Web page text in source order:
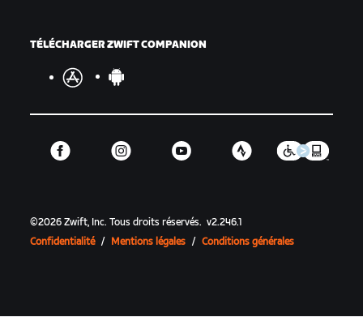
TÉLÉCHARGER ZWIFT COMPANION
©2026 Zwift, Inc.Tous droits réservés. v2.246.1
Confidentialité / Mentions légales / Conditions générales